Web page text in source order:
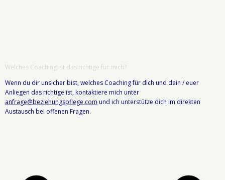
Welches Coaching ist das richtige für mich?
Wenn du dir unsicher bist, welches Coaching für dich und dein / euer
Anliegen das richtige ist, kontaktiere mich unter
anfrage@beziehungspflege.com und ich unterstütze dich im direkten
Austausch bei offenen Fragen.